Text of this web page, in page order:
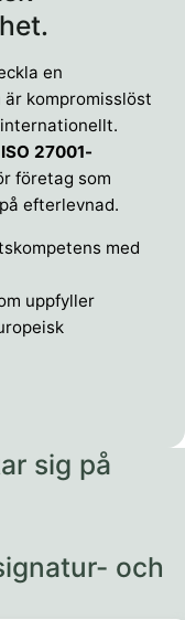
en
kompromisslöst
27001-
företag som
efterlevnad.
med
uppfyller
sig på
och